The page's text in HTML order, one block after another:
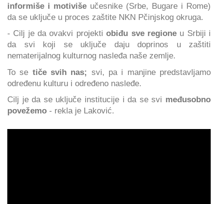
informiše i motiviše učesnike (Srbe, Bugare i Rome)
da se uključe u proces zaštite NKN Pčinjskog okruga.
- Cilj je da ovakvi projektiobiđu sve regioneu Srbiji i
da svi koji se uključe daju doprinos u zaštiti
nematerijalnog kulturnog nasleđa naše zemlje.
To se tiče svih nas;
svi, pa i manjine predstavljamo
određenu kulturu i određeno nasleđe.
Cilj je da se uključe institucije i da se svi međusobno
povežemo - rekla je Laković.